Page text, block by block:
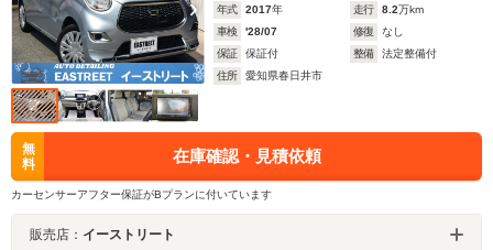
年式 2017年 走行 8.2万km
車検
'28/07 修復
なし
保証
保証付 整備
法定整備付
住所
愛知県春日井市
無
料
在庫確認・見積依頼
カーセンサーアフター保証がBプランに付いています
販売店： イーストリート